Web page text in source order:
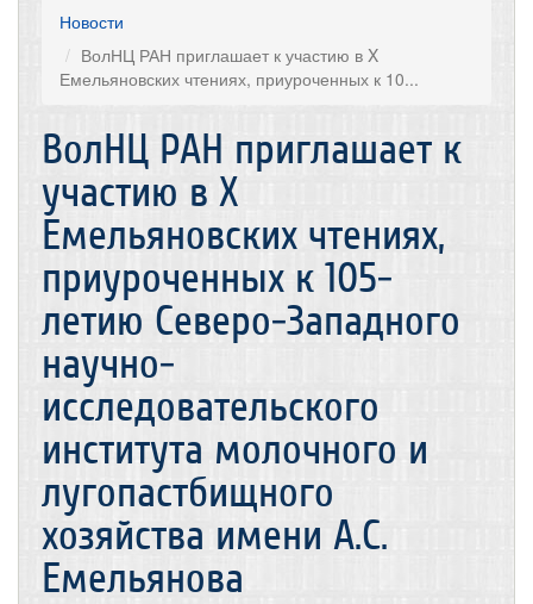
Новости
ВолНЦ РАН приглашает к участию в X
Емельяновских чтениях, приуроченных к 10...
ВолНЦ РАН приглашает к
участию в X
Емельяновских чтениях,
приуроченных к 105-
летию Северо-Западного
научно-
исследовательского
института молочного и
лугопастбищного
хозяйства имени А.С.
Емельянова